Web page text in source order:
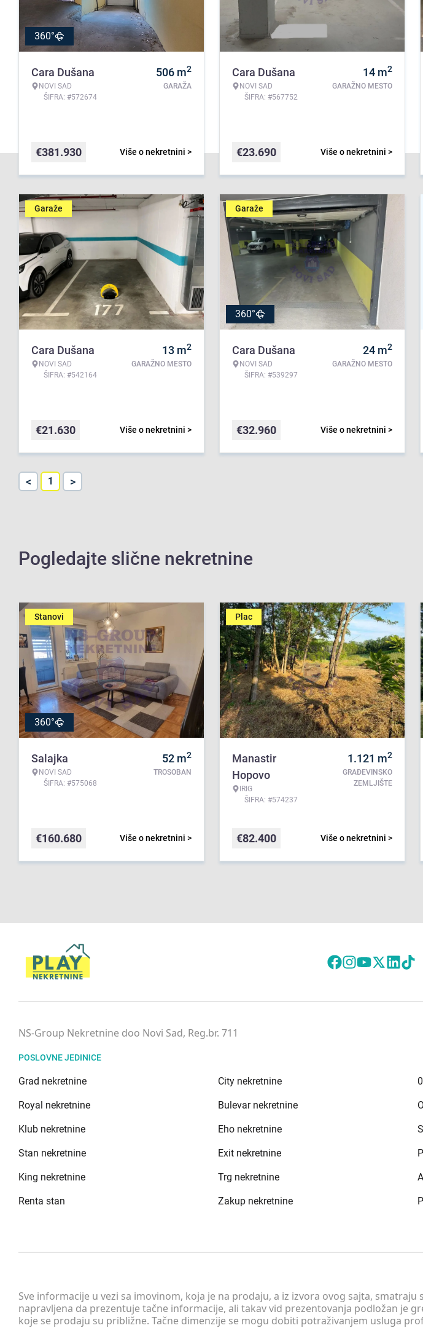
360°
Cara Dušana
NOVI SAD
ŠIFRA: #572674
506 m2
GARAŽA
Više o nekretnini >
€381.930
Cara Dušana
NOVI SAD
ŠIFRA: #567752
14 m2
GARAŽNO MESTO
Više o nekretnini >
€23.690
Garaže
Cara Dušana
NOVI SAD
ŠIFRA: #542164
13 m2
GARAŽNO MESTO
Više o nekretnini >
€21.630
Garaže
360°
Cara Dušana
NOVI SAD
ŠIFRA: #539297
24 m2
GARAŽNO MESTO
Više o nekretnini >
€32.960
< 1 >
Pogledajte slične nekretnine
Stanovi
360°
Salajka
NOVI SAD
ŠIFRA: #575068
52 m2
TROSOBAN
Više o nekretnini >
€160.680
Plac
Manastir
Hopovo
IRIG
ŠIFRA: #574237
1.121 m2
GRAĐEVINSKO
ZEMLJIŠTE
Više o nekretnini >
€82.400
Sve informacije u vezi sa imovinom, koja je na prodaju, a iz izvora ovog sajta,
napravljena da prezentuje tačne informacije, ali takav vid prezentovanja podložan je
koje se prodaju su približne. Tačne dimenzije se mogu dobiti potraživanjem usluga
NS-Group Nekretnine doo Novi Sad, Reg.br. 711
POSLOVNE JEDINICE
Grad nekretnine City nekretnine
Royal nekretnine Bulevar nekretnine
Klub nekretnine Eho nekretnine
Stan nekretnine Exit nekretnine
King nekretnine Trg nekretnine
Renta stan Zakup nekretnine